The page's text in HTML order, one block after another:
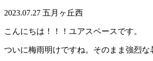
2023.07.27 五月ヶ丘西
こんにちは！！！ユアスペースです。
ついに梅雨明けですね。そのまま強烈